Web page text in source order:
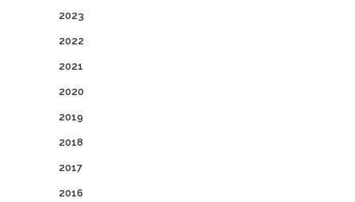
2023
2022
2021
2020
2019
2018
2017
2016